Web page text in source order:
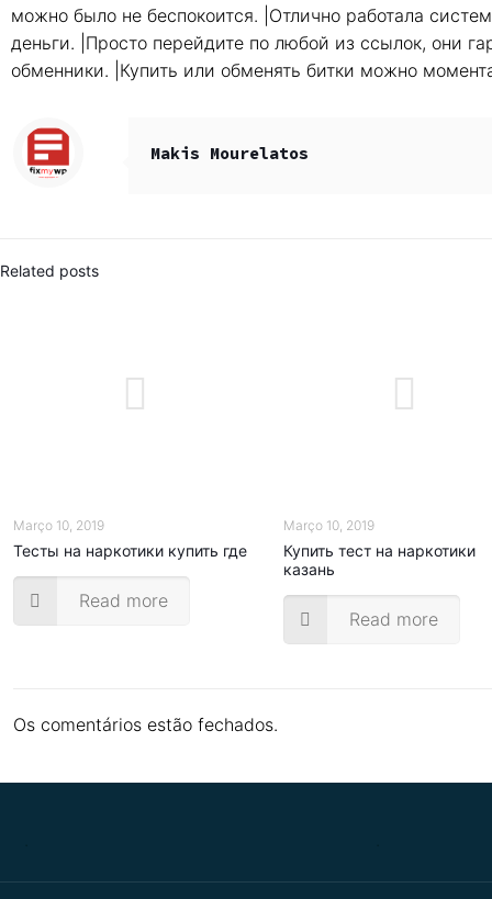
можно было не беспокоится. |Отлично работала
деньги. |Просто перейдите по любой из ссылок, они
обменники. |Купить или обменять битки можно
Makis Mourelatos
Related posts
Março 10, 2019
Тесты на наркотики купить где
Read more
Março 10, 2019
Купить тест на наркотики
казань
Read more
Os comentários estão fechados.